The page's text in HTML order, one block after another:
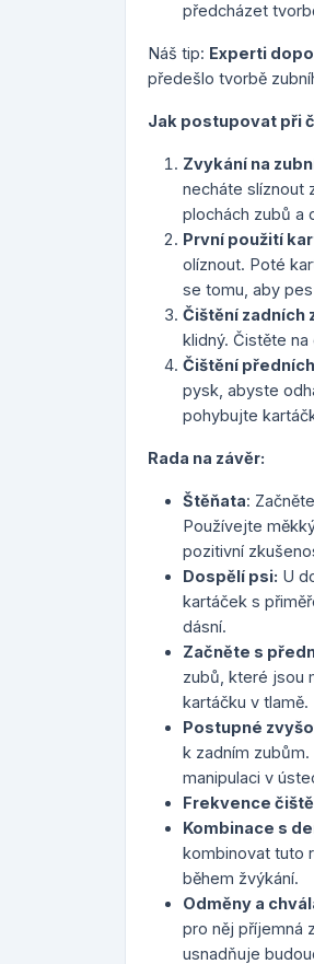
předcházet
Náš tip: Experti
předešlo tvorbě
Jak postupovat při
Zvykání na
necháte slíznout
plochách zubů a
První použití
olíznout. Poté
se tomu, aby
Čištění zadních
klidný. Čistěte
Čištění
pysk, abyste
pohybujte
Rada na závěr:
Štěňata:
Používejte
pozitivní
Dospělí psi: U
kartáček s
dásní.
Začněte s
zubů, které jsou
kartáčku v tlamě.
Postupné
k zadním
manipulaci v
Frekvence
Kombinace s
kombinovat tuto
během žvýkání.
Odměny a
pro něj příjemná
usnadňuje